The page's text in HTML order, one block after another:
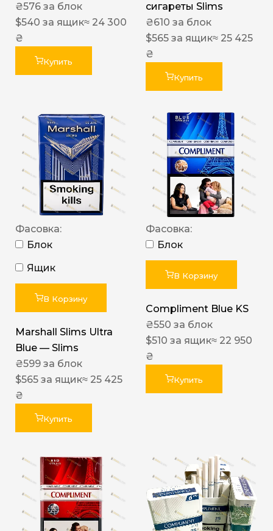
₴576 за блок
$540 за ящик≈ 24 300
₴
Купить
сигареты Slims
₴610 за блок
$565 за ящик≈ 25 425
₴
Купить
Фасовка:
Блок
Ящик
В Корзину
Marshall Slims Ultra
Blue — Slims
₴599 за блок
$565 за ящик≈ 25 425
₴
Купить
Фасовка:
Блок
В Корзину
Compliment Blue KS
₴550 за блок
$510 за ящик≈ 22 950
₴
Купить